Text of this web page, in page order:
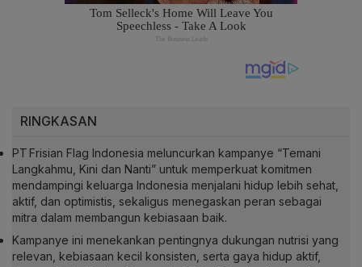
RINGKASAN
PT Frisian Flag Indonesia meluncurkan kampanye “Temani
Langkahmu, Kini dan Nanti” untuk memperkuat komitmen
mendampingi keluarga Indonesia menjalani hidup lebih sehat,
aktif, dan optimistis, sekaligus menegaskan peran sebagai
mitra dalam membangun kebiasaan baik.
Kampanye ini menekankan pentingnya dukungan nutrisi yang
relevan, kebiasaan kecil konsisten, serta gaya hidup aktif,